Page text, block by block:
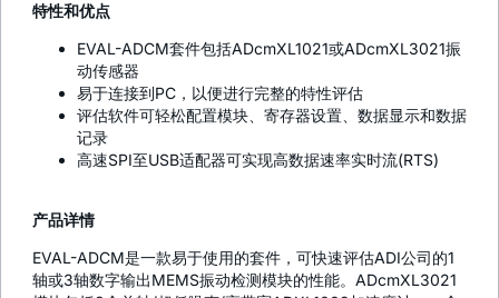
特性和优点
EVAL-ADCM套件包括ADcmXL1021或ADcmXL3021振
动传感器
易于连接到PC，以便进行完整的特性评估
评估软件可轻松配置模块、寄存器设置、数据显示和数据
记录
高速SPI至USB适配器可实现高数据速率实时流(RTS)
产品详情
EVAL-ADCM是一款易于使用的套件，可快速评估ADI公司的1
轴或3轴数字输出MEMS振动检测模块的性能。ADcmXL3021